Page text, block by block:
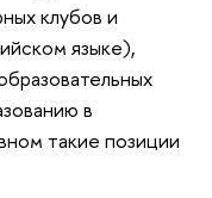
клубов и
языке),
в
такие позиции